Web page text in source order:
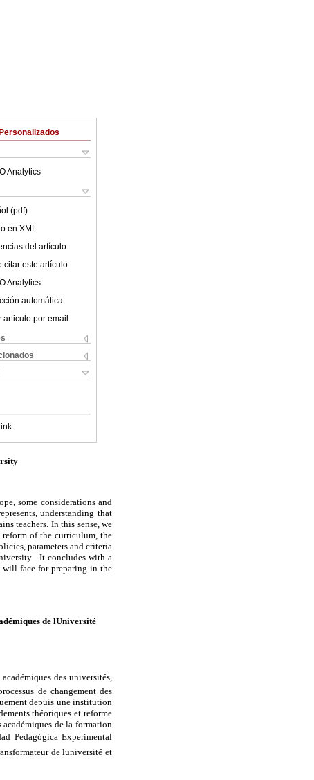
Analytics
(pdf)
en XML
del artículo
citar este artículo
Analytics
automática
articulo por email
some considerations and
understanding that
teachers. In this sense, we
of the curriculum, the
parameters and criteria
. It concludes with a
will face for preparing in the
de lUniversité
des universités,
de changement des
depuis une institution
théoriques et reforme
de la formation
Pedagógica Experimental
de luniversité et